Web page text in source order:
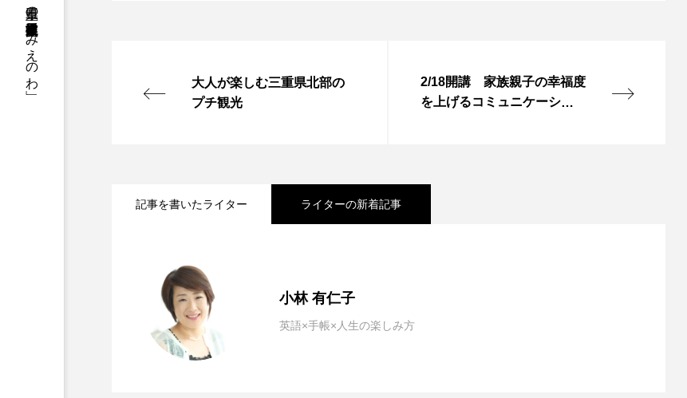
三重県の異業種交流・起業家支援 「みえのわ」
大人が楽しむ三重県北部の
プチ観光
2/18開講 家族親子の幸福度
を上げるコミュニケーショ
記事を書いたライター ライターの新着記事
小林 有仁子
英語×手帳×人生の楽しみ方
2023.01.03